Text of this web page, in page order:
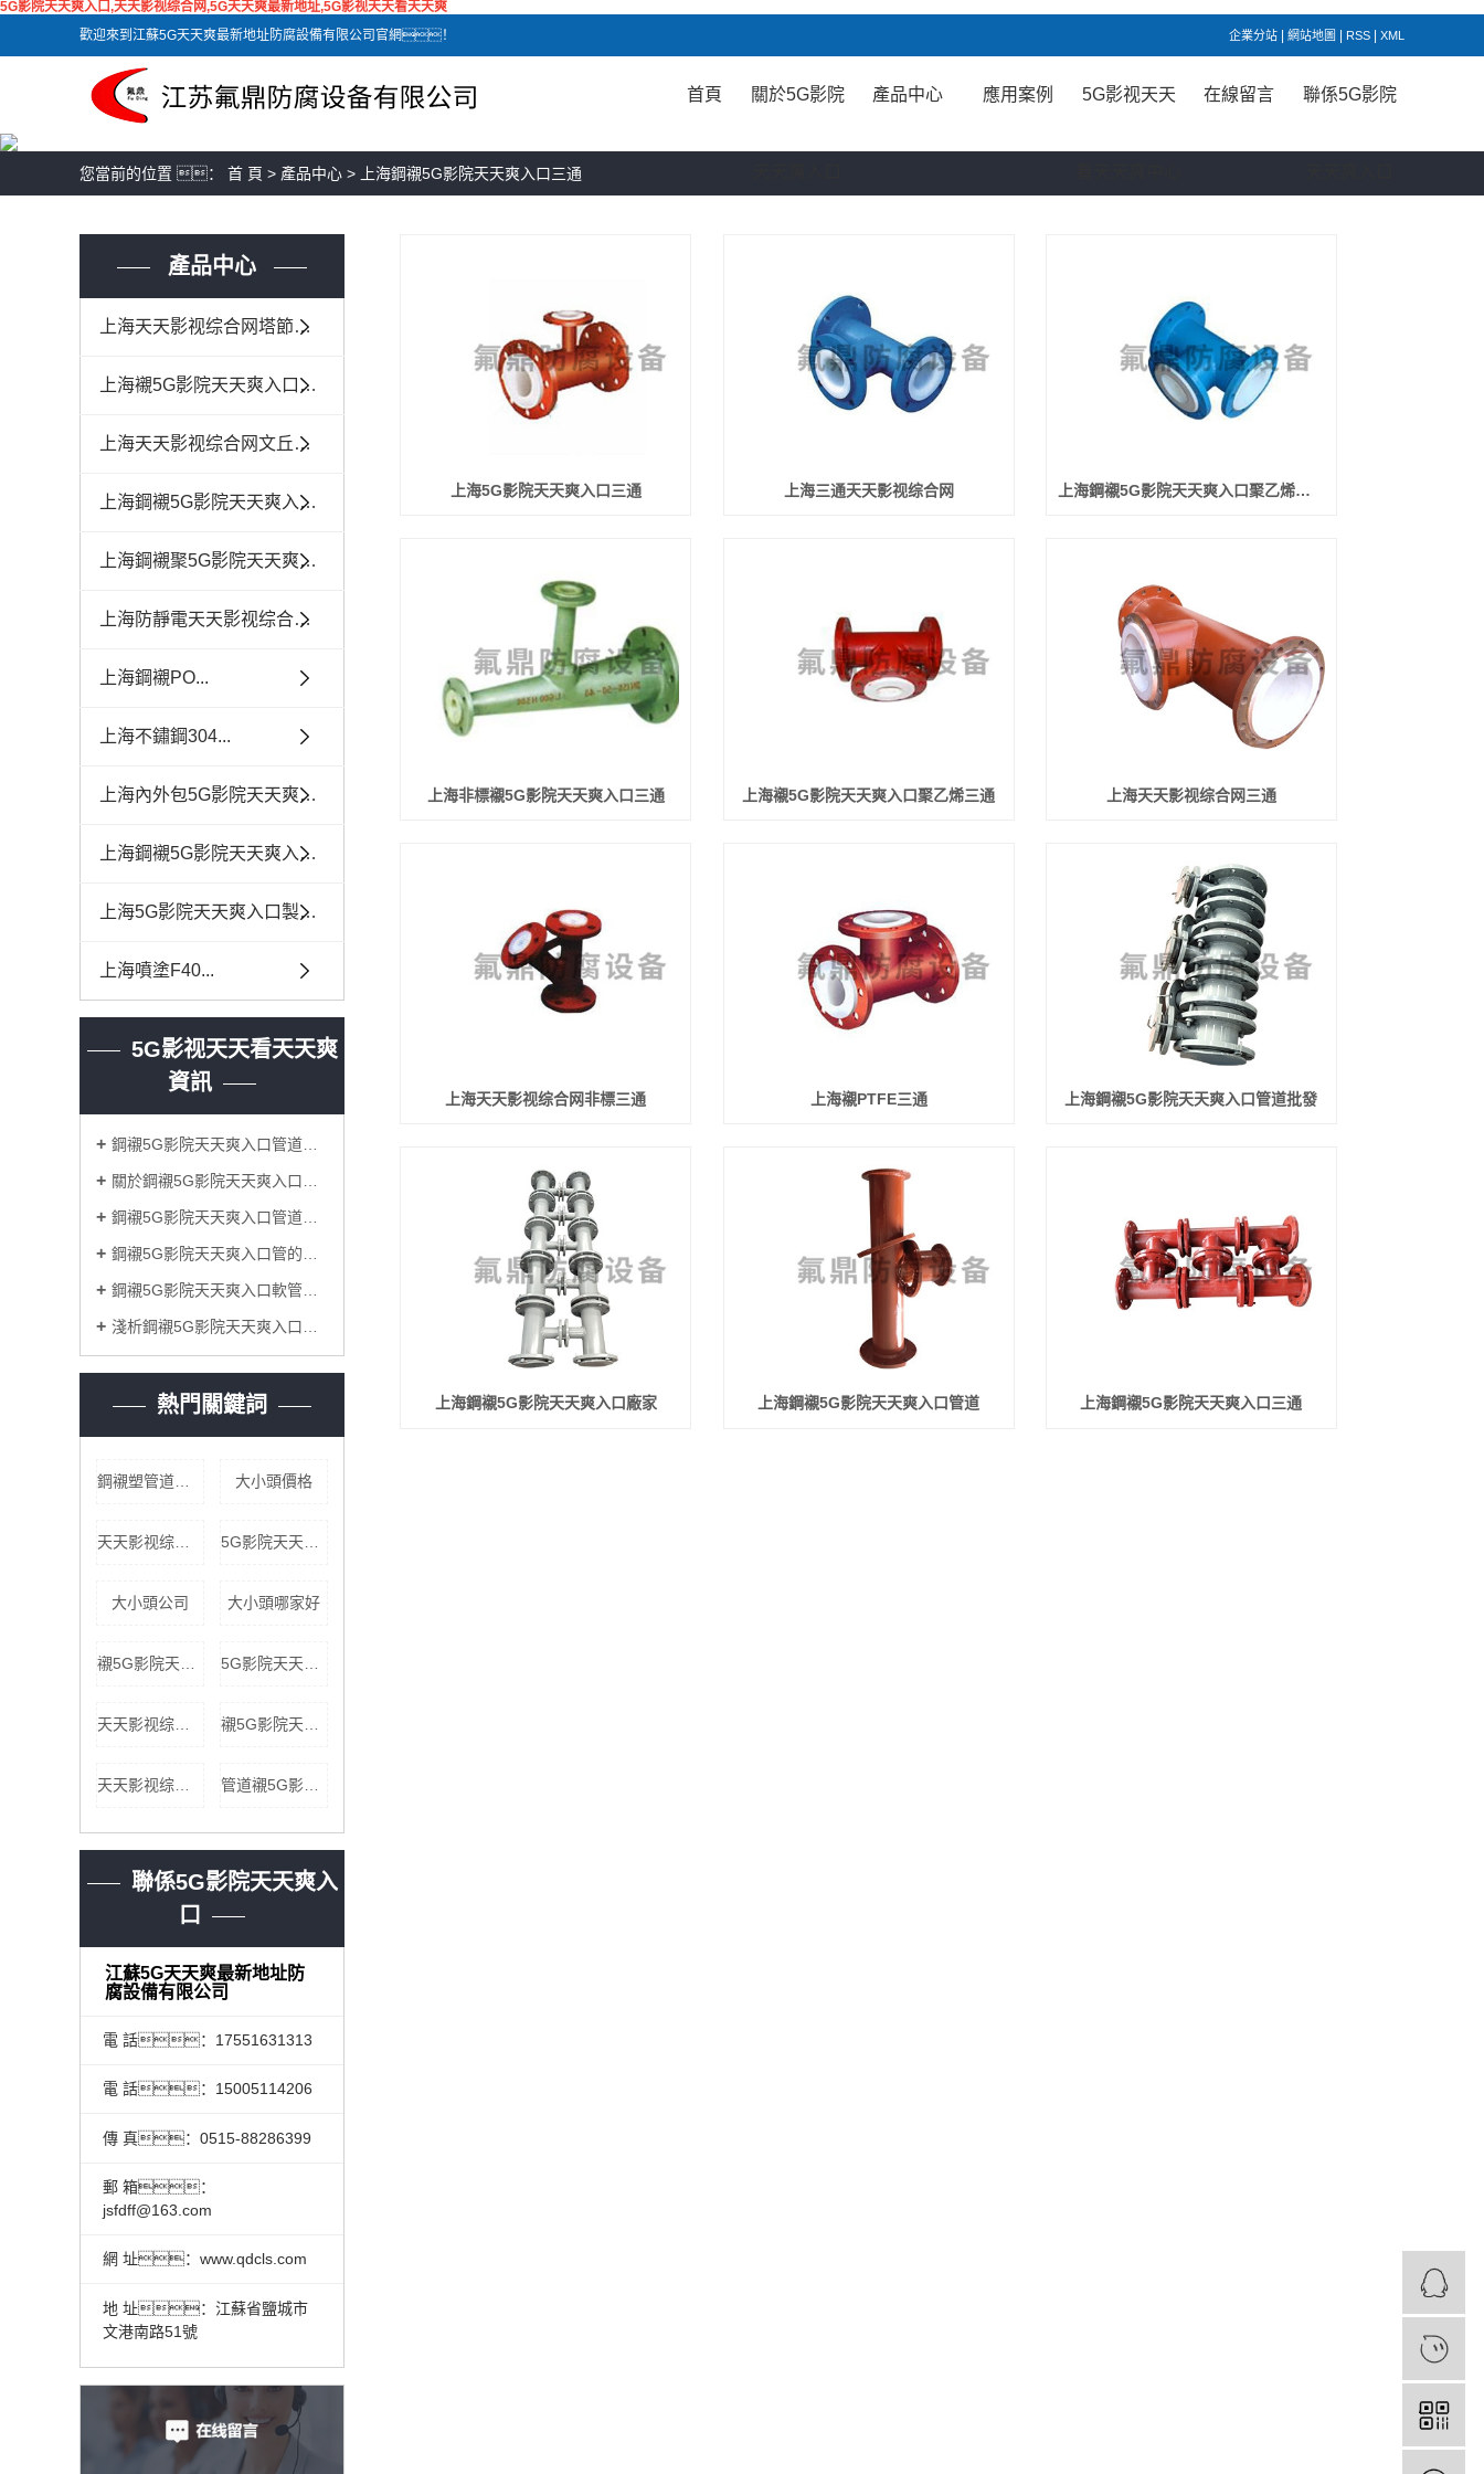
5G影院天天爽入口,天天影视综合网,5G天天爽最新地址,5G影视天天看天天爽
歡迎來到江蘇5G天天爽最新地址防腐設備有限公司官網！
企業分站 網站地圖 RSS XML
首頁 關於5G影院 產品中心 應用案例 5G影视天天 在線留言 聯係5G影院
您當前的位置 ： 首 頁 > 產品中心 > 上海鋼襯5G影院天天爽入口三通
產品中心
上海天天影视综合网塔節及塔內器
上海襯5G影院天天爽入口儲罐及...
上海天天影视综合网文丘裏噴射器
上海鋼襯5G影院天天爽入口模壓...
上海鋼襯聚5G影院天天爽入口乙...
上海防靜電天天影视综合网管道
上海鋼襯PO...
上海不鏽鋼304...
上海內外包5G影院天天爽入口投...
上海鋼襯5G影院天天爽入口視鏡視盅
上海5G影院天天爽入口製品及墊片
上海噴塗F40...
5G影视天天看天天爽
資訊
鋼襯5G影院天天爽入口管道表麵處理有哪些難點
關於鋼襯5G影院天天爽入口管道的兩種襯裏工藝
鋼襯5G影院天天爽入口管道腐蝕的防護方法
鋼襯5G影院天天爽入口管的製造工藝,特殊性能
鋼襯5G影院天天爽入口軟管壓力決定因素及其彎頭安裝定額
淺析鋼襯5G影院天天爽入口管道的耐腐蝕性能
熱門關鍵詞
大小頭價格
大小頭公司 大小頭哪家好
聯係5G影院天天爽入
口
江蘇5G天天爽最新地址防
腐設備有限公司
電 話：17551631313
電 話：15005114206
傳 真：0515-88286399
郵 箱：
jsfdff@163.com
網 址：www.qdcls.com
地 址：江蘇省鹽城市
文港南路51號
上海5G影院天天爽入口三通 上海三通天天影视综合网 上海鋼襯5G影院天天爽入口聚乙烯三通
上海非標襯5G影院天天爽入口三通 上海襯5G影院天天爽入口聚乙烯三通 上海天天影视综合网三通
上海天天影视综合网非標三通 上海襯PTFE三通 上海鋼襯5G影院天天爽入口管道批發
上海鋼襯5G影院天天爽入口廠家 上海鋼襯5G影院天天爽入口管道 上海鋼襯5G影院天天爽入口三通